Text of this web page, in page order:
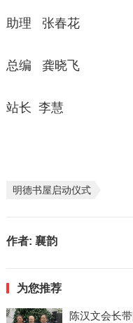
助理 张春花
总编 龚晓飞
站长 李慧
明德书屋启动仪式
作者: 襄韵
为您推荐
陈汉文会长